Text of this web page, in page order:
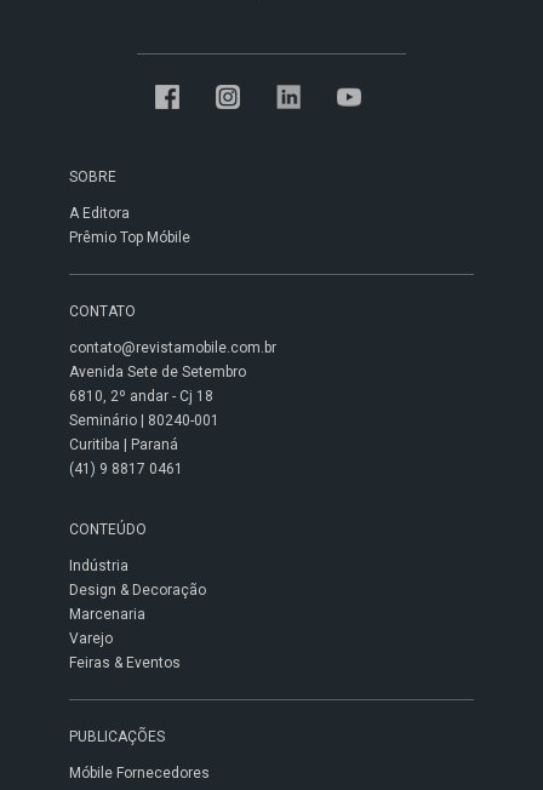
SOBRE
A Editora
Prêmio Top Móbile
CONTATO
contato@revistamobile.com.br
Avenida Sete de Setembro
6810, 2º andar - Cj 18
Seminário | 80240-001
Curitiba | Paraná
(41) 9 8817 0461
CONTEÚDO
Indústria
Design & Decoração
Marcenaria
Varejo
Feiras & Eventos
PUBLICAÇÕES
Móbile Fornecedores